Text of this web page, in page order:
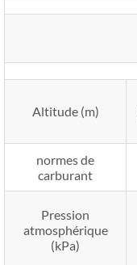
Altitude (m)
normes de
carburant
Pression
atmosphérique
(kPa)